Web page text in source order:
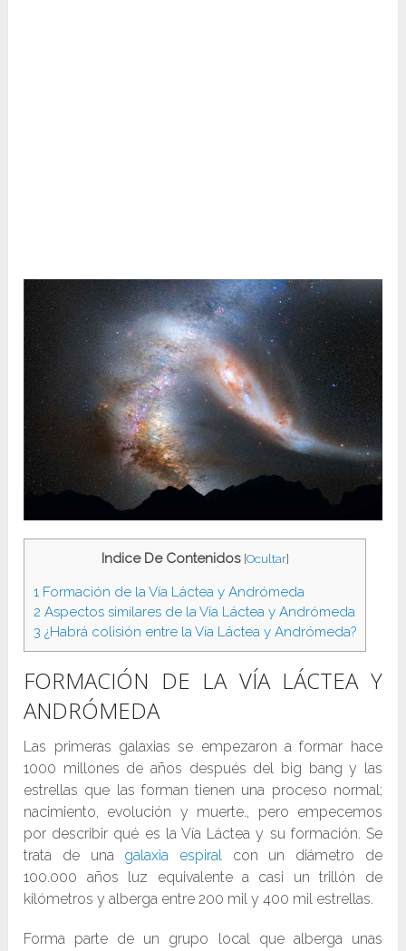
Indice De Contenidos [Ocultar]
1 Formación de la Vía Láctea y Andrómeda
2 Aspectos similares de la Vía Láctea y Andrómeda
3 ¿Habrá colisión entre la Vía Láctea y Andrómeda?
FORMACIÓN DE LA VÍA LÁCTEA Y
ANDRÓMEDA
Las primeras galaxias se empezaron a formar hace
1000 millones de años después del big bang y las
estrellas que las forman tienen una proceso normal;
nacimiento, evolución y muerte., pero empecemos
por describir qué es la Vía Láctea y su formación. Se
trata de una galaxia espiral con un diámetro de
100.000 años luz equivalente a casi un trillón de
kilómetros y alberga entre 200 mil y 400 mil estrellas.
Forma parte de un grupo local que alberga unas